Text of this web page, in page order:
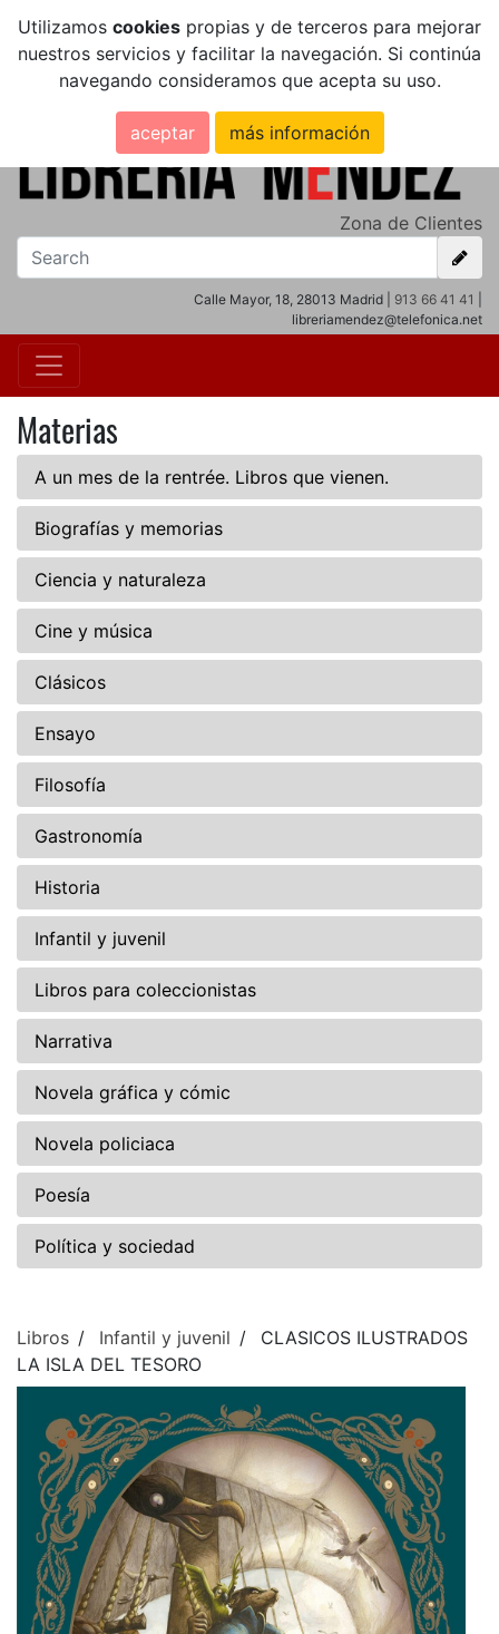
Utilizamos cookies propias y de terceros para mejorar
nuestros servicios y facilitar la navegación. Si continúa
navegando consideramos que acepta su uso.
aceptar más información
Zona de Clientes
Calle Mayor, 18, 28013 Madrid | 913 66 41 41
libreriamendez@telefonica.net
Materias
A un mes de la rentrée. Libros que vienen.
Biografías y memorias
Ciencia y naturaleza
Cine y música
Clásicos
Ensayo
Filosofía
Gastronomía
Historia
Infantil y juvenil
Libros para coleccionistas
Narrativa
Novela gráfica y cómic
Novela policiaca
Poesía
Política y sociedad
Libros Infantil y juvenil
CLASICOS ILUSTRADOS
LA ISLA DEL TESORO